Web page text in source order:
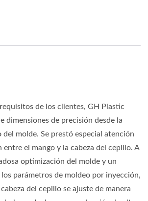
de los clientes, GH Plastic
dimensiones de precisión desde la
del molde. Se prestó especial atención
entre el mango y la cabeza del cepillo. A
optimización del molde y un
parámetros de moldeo por inyección,
del cepillo se ajuste de manera